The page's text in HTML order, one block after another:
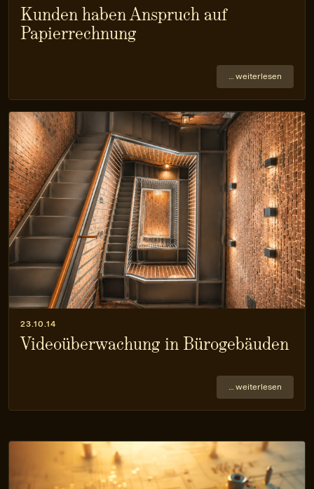
Kunden haben Anspruch auf
Papierrechnung
… weiterlesen
23.10.14
Videoüberwachung in Bürogebäuden
… weiterlesen